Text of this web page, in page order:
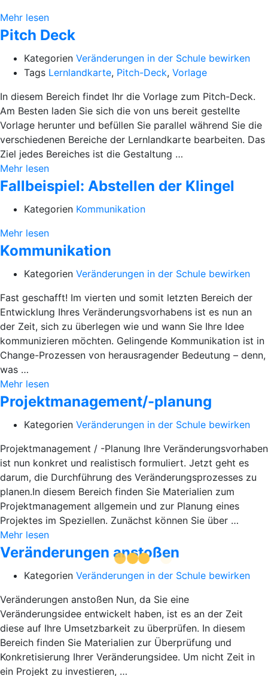
Mehr lesen
Pitch Deck
Kategorien Veränderungen in der Schule bewirken
Tags Lernlandkarte, Pitch-Deck, Vorlage
In diesem Bereich findet Ihr die Vorlage zum Pitch-Deck.
Am Besten laden Sie sich die von uns bereit gestellte
Vorlage herunter und befüllen Sie parallel während Sie die
verschiedenen Bereiche der Lernlandkarte bearbeiten. Das
Ziel jedes Bereiches ist die Gestaltung …
Mehr lesen
Fallbeispiel: Abstellen der Klingel
Kategorien Kommunikation
Mehr lesen
Kommunikation
Kategorien Veränderungen in der Schule bewirken
Fast geschafft! Im vierten und somit letzten Bereich der
Entwicklung Ihres Veränderungsvorhabens ist es nun an
der Zeit, sich zu überlegen wie und wann Sie Ihre Idee
kommunizieren möchten. Gelingende Kommunikation ist in
Change-Prozessen von herausragender Bedeutung – denn,
was …
Mehr lesen
Projektmanagement/-planung
Kategorien Veränderungen in der Schule bewirken
Projektmanagement / -Planung Ihre Veränderungsvorhaben
ist nun konkret und realistisch formuliert. Jetzt geht es
darum, die Durchführung des Veränderungsprozesses zu
planen.In diesem Bereich finden Sie Materialien zum
Projektmanagement allgemein und zur Planung eines
Projektes im Speziellen. Zunächst können Sie über …
Mehr lesen
Veränderungen anstoßen
Kategorien Veränderungen in der Schule bewirken
Veränderungen anstoßen Nun, da Sie eine
Veränderungsidee entwickelt haben, ist es an der Zeit
diese auf Ihre Umsetzbarkeit zu überprüfen. In diesem
Bereich finden Sie Materialien zur Überprüfung und
Konkretisierung Ihrer Veränderungsidee. Um nicht Zeit in
ein Projekt zu investieren, …